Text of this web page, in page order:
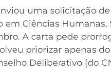
uma solicitação
em Ciências Humanas,
A carta pede
priorizar apenas
Deliberativo [do